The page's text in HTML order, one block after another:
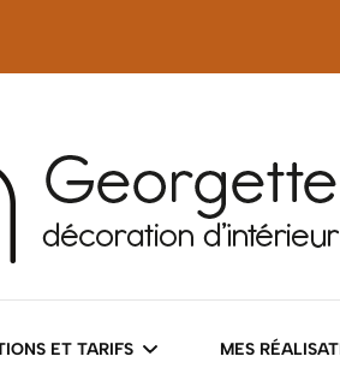
ET TARIFS MES